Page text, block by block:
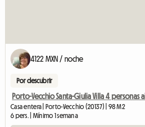
4122 MXN / noche
Por descubrir
Casa entera | Porto-Vecchio (20137) | 98 M2
6 pers. | Mínimo 1 semana